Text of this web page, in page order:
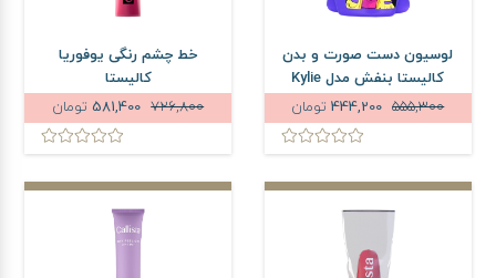
لوسیون دست صورت و بدن
کالیستا بنفش مدل Kylie
حجم 400 میلی لیتر
555,300 تومان
خط چشم رنگی یوفوریا
کالیستا
726,800
تومان